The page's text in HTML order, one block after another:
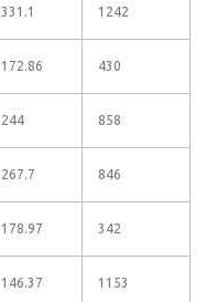
331.1 1242
172.86 430
244 858
267.7 846
178.97 342
146.37 1153